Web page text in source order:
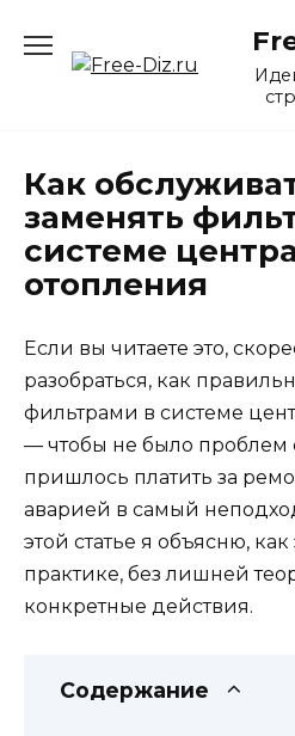
содержанию
Как
заменять
системе
отопления
Если вы читаете это,
разобраться, как
фильтрами в системе
— чтобы не было проблем
пришлось платить за
аварией в самый
этой статье я объясню, как
практике, без лишней
конкретные действия.
Содержание